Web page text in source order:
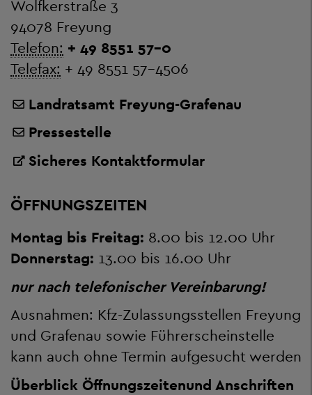
Wolfkerstraße 3
94078 Freyung
Telefon: + 49 8551 57-0
Telefax: + 49 8551 57-4506
Landratsamt Freyung-Grafenau
Pressestelle
Sicheres Kontaktformular
ÖFFNUNGSZEITEN
Montag bis Freitag: 8.00 bis 12.00 Uhr
Donnerstag: 13.00 bis 16.00 Uhr
nur nach telefonischer Vereinbarung!
Ausnahmen: Kfz-Zulassungsstellen Freyung
und Grafenau sowie Führerscheinstelle
kann auch ohne Termin aufgesucht werden
Überblick Öffnungszeitenund Anschriften